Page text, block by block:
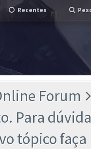
Recentes
Forum
Para
tópico